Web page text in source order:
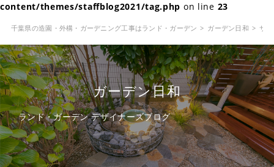
モデルガーデン
保証と約束・ご理解いただきたい事
施工の流れ
よくある質問
会社概要
content/themes/staffblog2021/tag.php on line 23
千葉県の造園・外構・ガーデニング工事はランド・ガーデン ガーデン日和 サ
ガーデン日和
ランド・ガーデン デザイナーズブログ